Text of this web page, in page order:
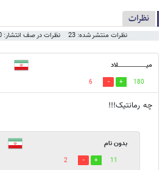
نظرات
نظرات منتشر شده: 23 نظرات در صف انتشار: 0
میـــــــــــــــــــــــلاد
180
6
چه رمانتیک!!!
بدون نام
11
2